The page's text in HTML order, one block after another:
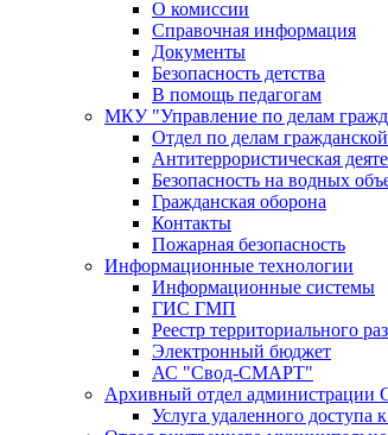
О комиссии
Справочная информация
Документы
Безопасность детства
В помощь педагогам
МКУ "Управление по делам
Отдел по делам
Антитеррористическая
Безопасность на водных
Гражданская оборона
Контакты
Пожарная безопасность
Информационные технологии
Информационные системы
ГИС ГМП
Реестр территориального
Электронный бюджет
АС "Свод-СМАРТ"
Архивный отдел администрации
Услуга удаленного